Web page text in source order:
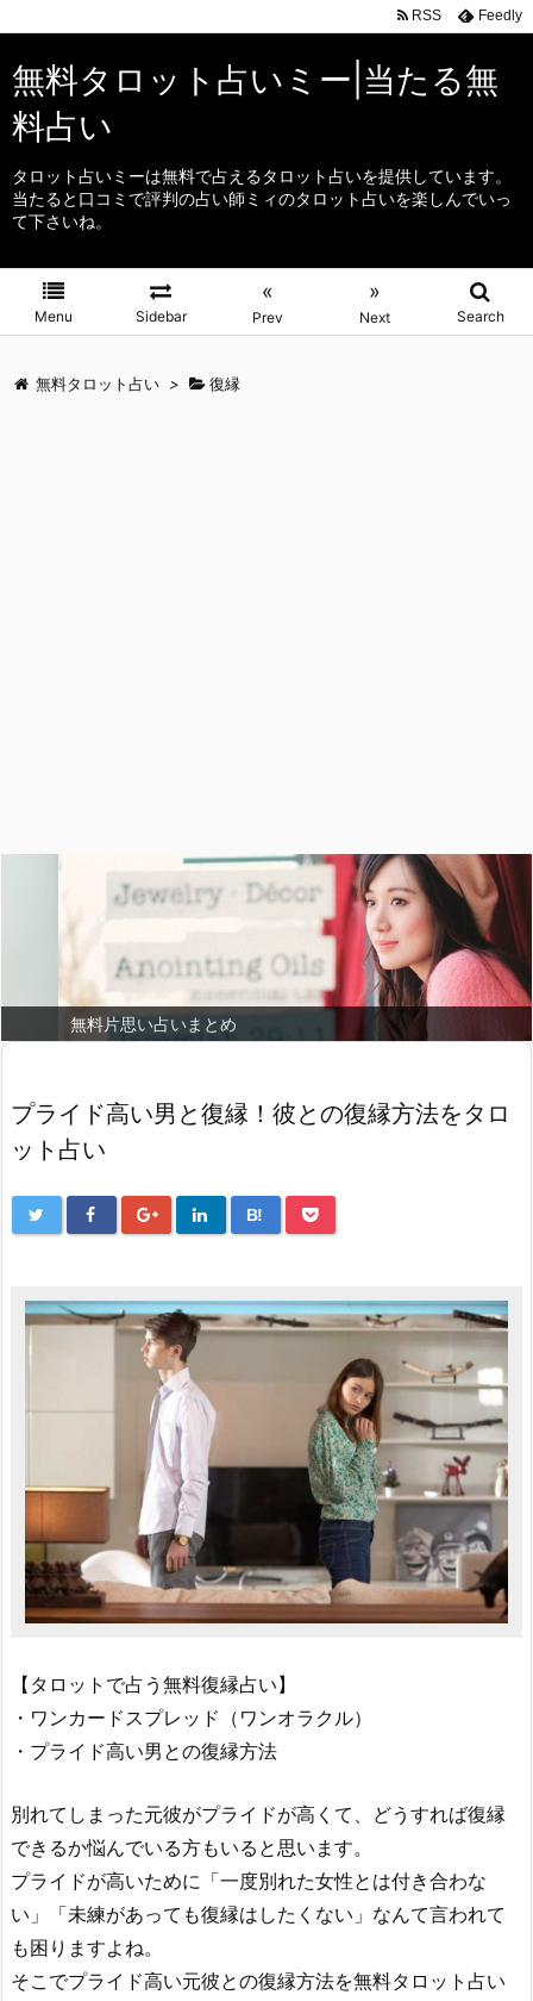
無料タロット占いミー|当たる無
料占い
タロット占いミーは無料で占えるタロット占いを提供しています。
当たると口コミで評判の占い師ミィのタロット占いを楽しんでいっ
て下さいね。
Menu Sidebar
«
Prev
»
Next Search
RSS Feedly
無料タロット占い > 復縁
無料片思い占いまとめ
プライド高い男と復縁！彼との復縁方法をタロ
ット占い
B!
【タロットで占う無料復縁占い】
・ワンカードスプレッド（ワンオラクル）
・プライド高い男との復縁方法
別れてしまった元彼がプライドが高くて、どうすれば復縁
できるか悩んでいる方もいると思います。
プライドが高いために「一度別れた女性とは付き合わな
い」「未練があっても復縁はしたくない」なんて言われて
も困りますよね。
そこでプライド高い元彼との復縁方法を無料タロット占い